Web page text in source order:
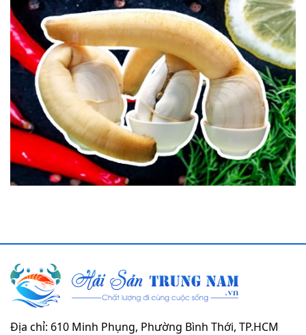
Địa chỉ: 610 Minh Phụng, Phường Bình Thới, TP.HCM